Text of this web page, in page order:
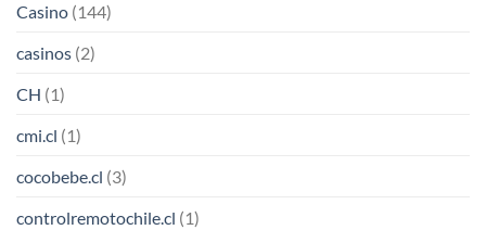
Casino (144)
casinos (2)
CH (1)
cmi.cl (1)
cocobebe.cl (3)
controlremotochile.cl (1)